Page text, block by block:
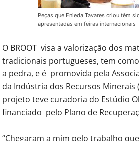
Peças que Enieda Tavares criou têm
apresentadas em feiras internacionais
O BROOT visa a valorização dos
tradicionais portugueses, tem
a pedra, e é promovida pela
da Indústria dos Recursos Minerais
projeto teve curadoria do Estúdio
financiado pelo Plano de
“Chegaram a mim pelo trabalho